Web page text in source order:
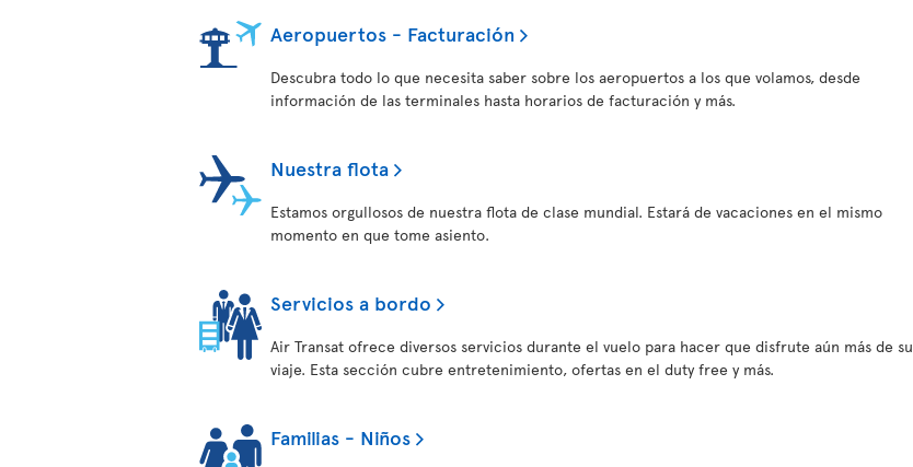
Aeropuertos - Facturación
Descubra todo lo que necesita saber sobre los aeropuertos a los que volamos, desde
información de las terminales hasta horarios de facturación y más.
Nuestra flota
Estamos orgullosos de nuestra flota de clase mundial. Estará de vacaciones en el mismo
momento en que tome asiento.
Servicios a bordo
Air Transat ofrece diversos servicios durante el vuelo para hacer que disfrute aún más de su
viaje. Esta sección cubre entretenimiento, ofertas en el duty free y más.
Familias - Niños